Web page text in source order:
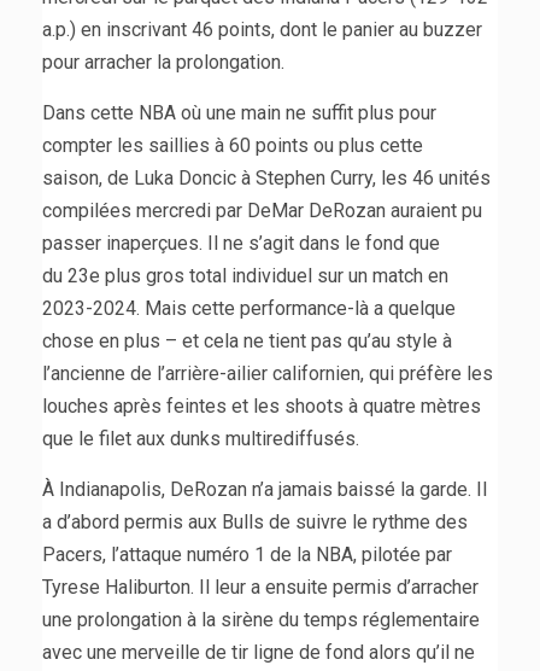
a.p.) en inscrivant 46 points, dont le panier au buzzer
pour arracher la prolongation.
Dans cette NBA où une main ne suffit plus pour
compter les saillies à 60 points ou plus cette
saison, de Luka Doncic à Stephen Curry, les 46 unités
compilées mercredi par DeMar DeRozan auraient pu
passer inaperçues. Il ne s’agit dans le fond que
du 23e plus gros total individuel sur un match en
2023-2024. Mais cette performance-là a quelque
chose en plus – et cela ne tient pas qu’au style à
l’ancienne de l’arrière-ailier californien, qui préfère les
louches après feintes et les shoots à quatre mètres
que le filet aux dunks multirediffusés.
À Indianapolis, DeRozan n’a jamais baissé la garde. Il
a d’abord permis aux Bulls de suivre le rythme des
Pacers, l’attaque numéro 1 de la NBA, pilotée par
Tyrese Haliburton. Il leur a ensuite permis d’arracher
une prolongation à la sirène du temps réglementaire
avec une merveille de tir ligne de fond alors qu’il ne